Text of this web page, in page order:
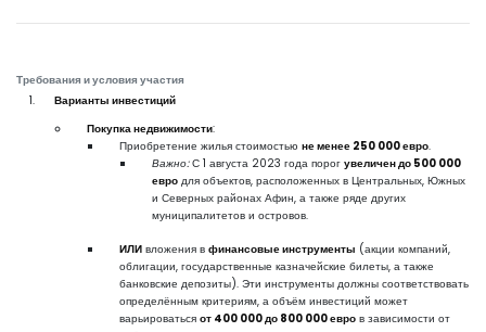
Требования и условия участия
Варианты инвестиций
Покупка недвижимости:
Приобретение жилья стоимостью не менее 250 000 евро.
Важно:С 1 августа 2023 года порог увеличен до 500 000
евро для объектов, расположенных в Центральных, Южных
и Северных районах Афин, а также ряде других
муниципалитетов и островов.
ИЛИ вложения в финансовые инструменты (акции компаний,
облигации, государственные казначейские билеты, а также
банковские депозиты). Эти инструменты должны соответствовать
определённым критериям, а объём инвестиций может
варьироваться от 400 000 до 800 000 евро в зависимости от